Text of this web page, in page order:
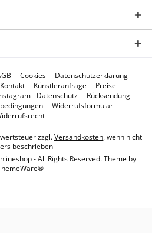
Cookies
Datenschutzerklärung
Kontakt Künstleranfrage
Preise
- Datenschutz
Rücksendung
Widerrufsformular
zzgl.Versandkosten, wenn nicht
beschrieben
- All Rights Reserved. Theme by